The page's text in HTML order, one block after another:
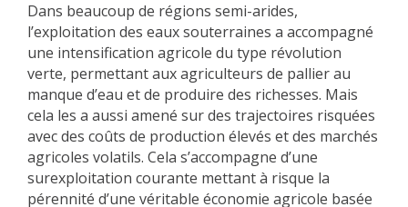
Dans beaucoup de régions semi-arides,
l’exploitation des eaux souterraines a accompagné
une intensification agricole du type révolution
verte, permettant aux agriculteurs de pallier au
manque d’eau et de produire des richesses. Mais
cela les a aussi amené sur des trajectoires risquées
avec des coûts de production élevés et des marchés
agricoles volatils. Cela s’accompagne d’une
surexploitation courante mettant à risque la
pérennité d’une véritable économie agricole basée